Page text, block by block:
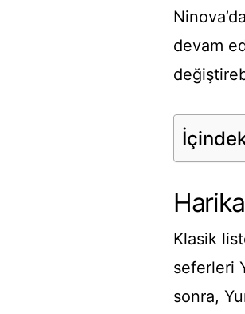
devam
Klasik
seferleri
sonra,